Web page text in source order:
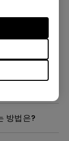
테두리
엇인가
Game
방법은?